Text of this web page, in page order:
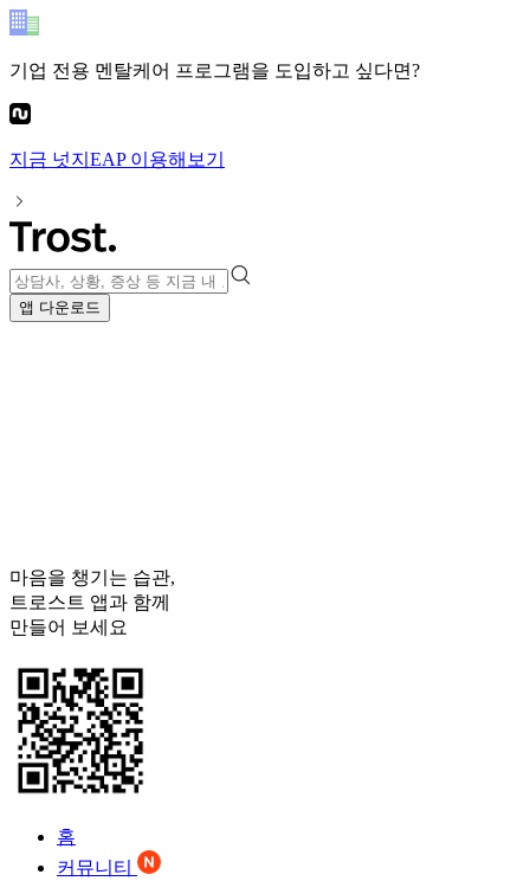
기업 전용 멘탈케어 프로그램을 도입하고 싶다면?
지금 넛지EAP이용해보기
앱 다운로드
마음을 챙기는 습관,
트로스트 앱과 함께
만들어 보세요
홈
커뮤니티